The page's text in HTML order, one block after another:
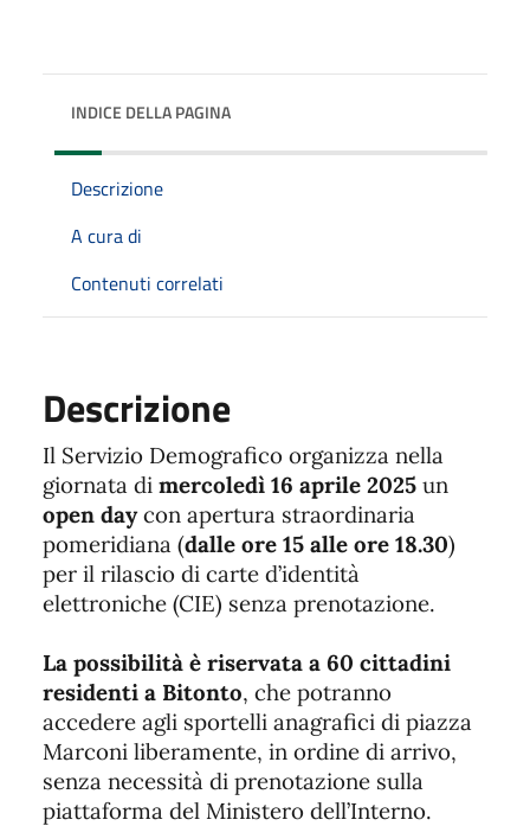
INDICE DELLA PAGINA
Descrizione
A cura di
Contenuti correlati
Descrizione
Il Servizio Demografico organizza nella
giornata di mercoledì 16 aprile 2025 un
open daycon apertura straordinaria
pomeridiana (dalle ore 15 alle ore 18.30)
per il rilascio di carte d’identità
elettroniche (CIE) senza prenotazione.
La possibilità è riservata a 60 cittadini
residenti a Bitonto, che potranno
accedere agli sportelli anagrafici di piazza
Marconi liberamente, in ordine di arrivo,
senza necessità di prenotazione sulla
piattaforma del Ministero dell’Interno.